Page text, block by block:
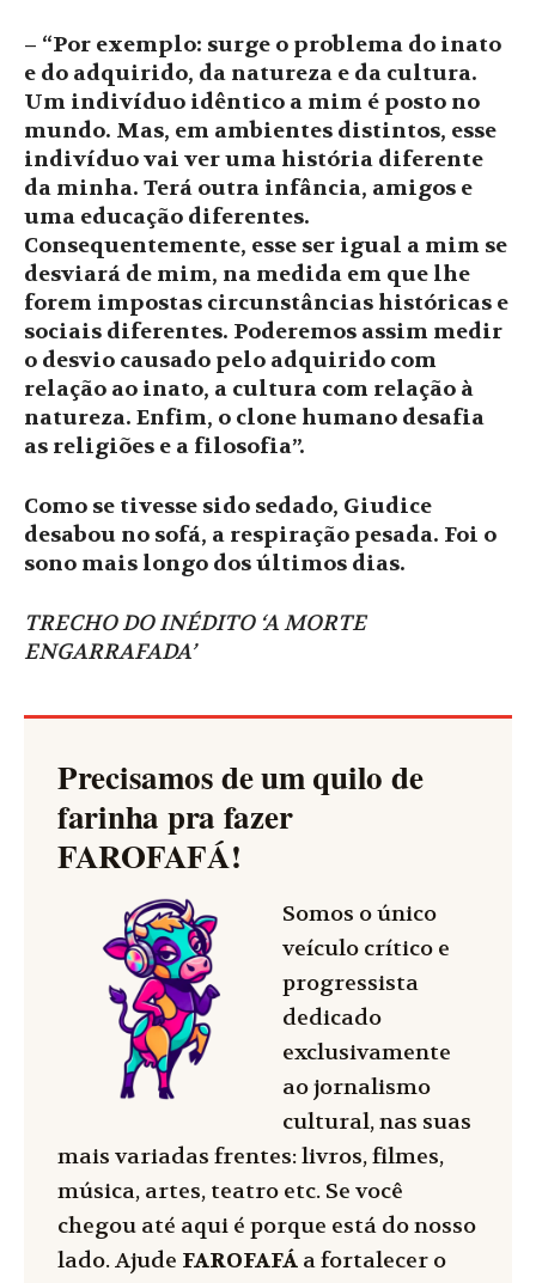
– “Por exemplo: surge o problema do inato
e do adquirido, da natureza e da cultura.
Um indivíduo idêntico a mim é posto no
mundo. Mas, em ambientes distintos, esse
indivíduo vai ver uma história diferente
da minha. Terá outra infância, amigos e
uma educação diferentes.
Consequentemente, esse ser igual a mim se
desviará de mim, na medida em que lhe
forem impostas circunstâncias históricas e
sociais diferentes. Poderemos assim medir
o desvio causado pelo adquirido com
relação ao inato, a cultura com relação à
natureza. Enfim, o clone humano desafia
as religiões e a filosofia”.
Como se tivesse sido sedado, Giudice
desabou no sofá, a respiração pesada. Foi o
sono mais longo dos últimos dias.
TRECHO DO INÉDITO ‘A MORTE
ENGARRAFADA’
Precisamos de um quilo de
farinha pra fazer
FAROFAFÁ!
Somos o único
veículo crítico e
progressista
dedicado
exclusivamente
ao jornalismo
cultural, nas suas
mais variadas frentes: livros, filmes,
música, artes, teatro etc. Se você
chegou até aqui é porque está do nosso
lado. Ajude FAROFAFÁ a fortalecer o